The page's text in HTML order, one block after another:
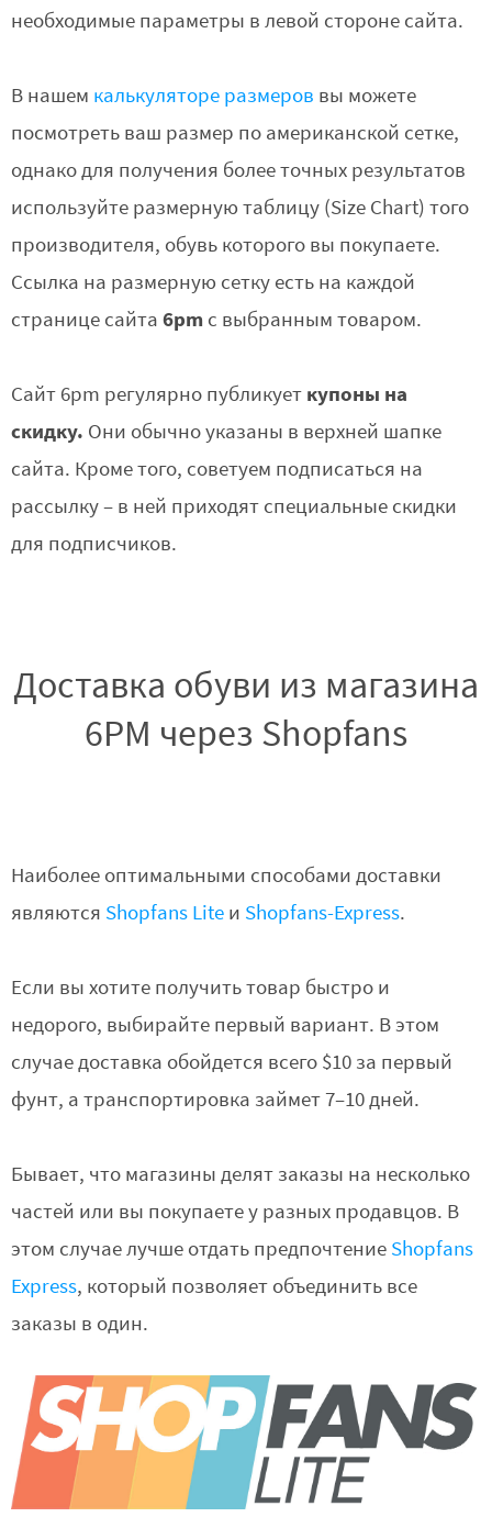
необходимые параметры в левой стороне сайта.
В нашем калькуляторе размеров вы можете
посмотреть ваш размер по американской сетке,
однако для получения более точных результатов
используйте размерную таблицу (Size Chart) того
производителя, обувь которого вы покупаете.
Ссылка на размерную сетку есть на каждой
странице сайта 6pmс выбранным товаром.
Сайт 6pm регулярно публикует купоны на
скидку. Они обычно указаны в верхней шапке
сайта. Кроме того, советуем подписаться на
рассылку – в ней приходят специальные скидки
для подписчиков.
Доставка обуви из магазина
6PM через Shopfans
Наиболее оптимальными способами доставки
являются Shopfans Liteи Shopfans-Express.
Если вы хотите получить товар быстро и
недорого, выбирайте первый вариант. В этом
случае доставка обойдется всего $10 за первый
фунт, а транспортировка займет 7–10 дней.
Бывает, что магазины делят заказы на несколько
частей или вы покупаете у разных продавцов. В
этом случае лучше отдать предпочтение Shopfans
Express, который позволяет объединить все
заказы в один.